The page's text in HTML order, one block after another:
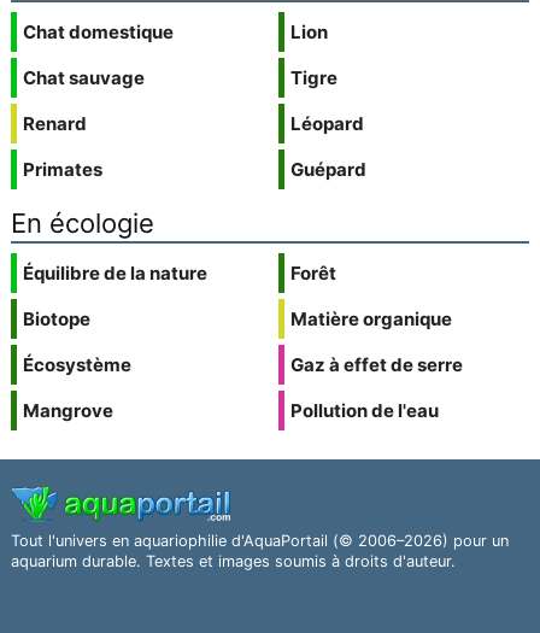
Chat domestique
Chat sauvage
Renard
Primates
Lion
Tigre
Léopard
Guépard
En écologie
Équilibre de la nature
Biotope
Écosystème
Mangrove
Forêt
Matière organique
Gaz à effet de serre
Pollution de l'eau
Tout l'univers en aquariophilie d'AquaPortail (© 2006–2026) pour un
aquarium durable. Textes et images soumis à droits d'auteur.